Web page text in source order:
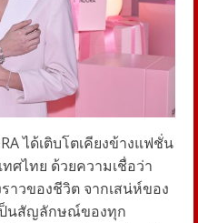
ได้เติบโตเคียงข้างแฟชั่น
ศไทย ด้วยความเชื่อว่า
าวของชีวิต จากเสน่ห์ของ
ป็นสัญลักษณ์ของทุก